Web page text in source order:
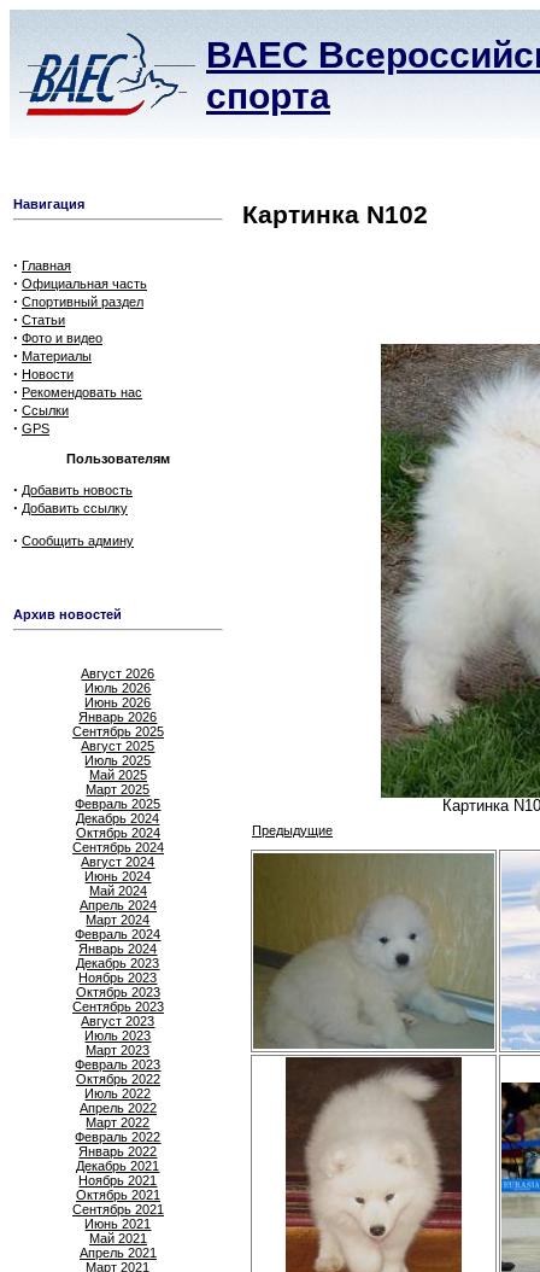
ВАЕС
спорта
Навигация
· Главная
· Официальная часть
· Спортивный раздел
· Статьи
· Фото и видео
· Материалы
· Новости
· Рекомендовать нас
· Ссылки
· GPS
Пользователям
· Добавить новость
· Добавить ссылку
· Сообщить админу
Архив новостей
Август 2026
Июль 2026
Июнь 2026
Январь 2026
Сентябрь 2025
Август 2025
Июль 2025
Май 2025
Март 2025
Февраль 2025
Декабрь 2024
Октябрь 2024
Сентябрь 2024
Август 2024
Июнь 2024
Май 2024
Апрель 2024
Март 2024
Февраль 2024
Январь 2024
Декабрь 2023
Ноябрь 2023
Октябрь 2023
Сентябрь 2023
Август 2023
Июль 2023
Март 2023
Февраль 2023
Октябрь 2022
Июль 2022
Апрель 2022
Март 2022
Февраль 2022
Январь 2022
Декабрь 2021
Ноябрь 2021
Октябрь 2021
Сентябрь 2021
Июнь 2021
Май 2021
Апрель 2021
Март 2021
Картинка N102
Картинка
Предыдущие